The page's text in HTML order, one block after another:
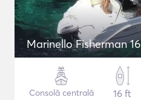
Marinello Fisherman 16
Consolă centrală
16 ft